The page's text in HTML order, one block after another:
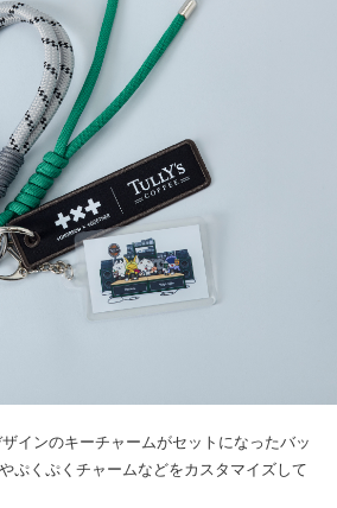
インのキーチャームがセットになったバッ
ぷくぷくチャームなどをカスタマイズして